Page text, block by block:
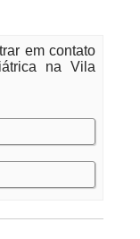
em contato
na Vila